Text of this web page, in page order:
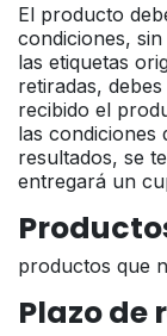
El producto
condiciones,
las etiquetas
retiradas,
recibido el
las condiciones
resultados, se
entregará un
productos que
Plazo de